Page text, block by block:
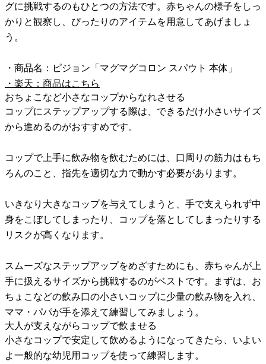
グに挑戦するのもひとつの方法です。赤ちゃんの様子をしっ
かりと観察し、ぴったりのアイテムを用意してあげましょ
う。
・商品名：ピジョン「マグマグコロン スパウト 本体」
・楽天：商品はこちら
おちょこなど小さなコップからなれさせる
コップにステップアップする際は、できるだけ小さいサイズ
から進めるのがおすすめです。
コップで上手に飲み物を飲むためには、口周りの筋力はもち
ろんのこと、指先を適切な力で動かす必要があります。
いきなり大きなコップを与えてしまうと、手で支えられず中
身をこぼしてしまったり、コップを落としてしまったりする
リスクが高くなります。
スムーズなステップアップをめざすためにも、赤ちゃんが上
手に扱えるサイズから挑戦するのがベストです。まずは、お
ちょこなどの飲み口の小さいコップに少量の飲み物を入れ、
ママ・パパが手を添えて練習してみましょう。
大人が支えながらコップで飲ませる
小さなコップで安定して飲めるようになってきたら、いよい
よ一般的な幼児用コップを使って練習します。